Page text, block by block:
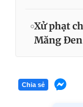
Xử phạt
Măng Đen
Chia sẻ